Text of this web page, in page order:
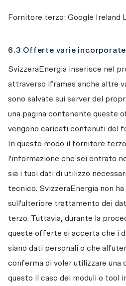
Fornitore terzo: Google Ireland
6.3 Offerte varie incorporate
SvizzeraEnergia inserisce nel
attraverso iframes anche altre
sono salvate sui server del
una pagina contenente queste
vengono caricati contenuti del
In questo modo il fornitore
l'informazione che sei entrato
sia i tuoi dati di utilizzo
tecnico. SvizzeraEnergia non ha
sull'ulteriore trattamento dei
terzo. Tuttavia, durante la
queste offerte si accerta che i
siano dati personali o che
conferma di voler utilizzare
questo il caso dei moduli o tool